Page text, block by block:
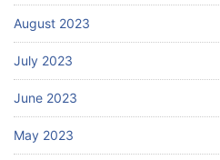
August 2023
July 2023
June 2023
May 2023